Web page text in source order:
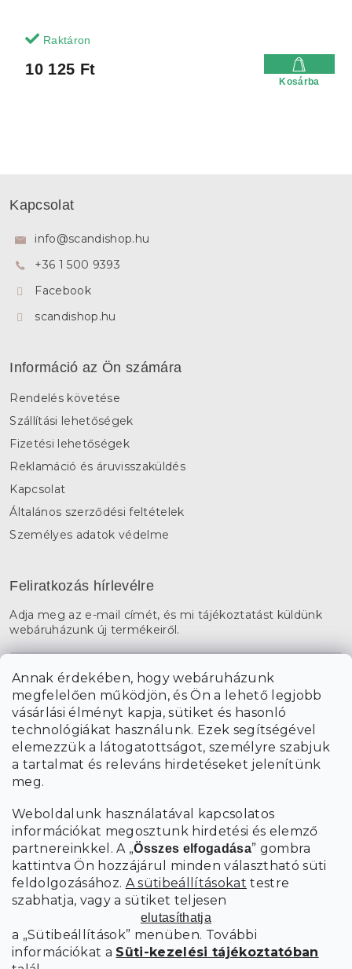
Annak érdekében, hogy webáruházunk
megfelelően működjön, és Ön a lehető legjobb
vásárlási élményt kapja, sütiket és hasonló
technológiákat használunk. Ezek segítségével
elemezzük a látogatottságot, személyre szabjuk
a tartalmat és releváns hirdetéseket jelenítünk
meg.
Weboldalunk használatával kapcsolatos
információkat megosztunk hirdetési és elemző
partnereinkkel. A „Összes elfogadása” gombra
kattintva Ön hozzájárul minden választható süti
feldolgozásához. A sütibeállításokat testre
szabhatja, vagy a sütiket teljesen
elutasíthatja
a „Sütibeállítások” menüben. További
információkat a Süti-kezelési tájékoztatóban
Raktáron
10 125 Ft
Kosárba
Kapcsolat
info@scandishop.hu
+36 1 500 9393
Facebook
scandishop.hu
Információ az Ön számára
Rendelés követése
Szállítási lehetőségek
Fizetési lehetőségek
Reklamáció és áruvisszaküldés
Kapcsolat
Általános szerződési feltételek
Személyes adatok védelme
Feliratkozás hírlevélre
Adja meg az e-mail címét, és mi tájékoztatást küldünk
webáruházunk új termékeiről.
A hírlevelekre való feliratkozással egyetérteka személyes
adatok feldolgozásával.
FELIRATKOZÁS